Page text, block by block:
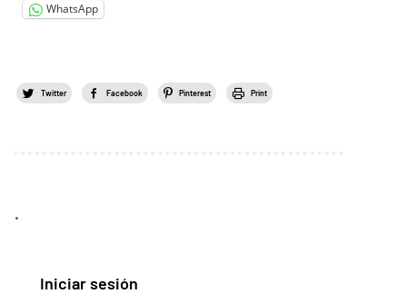
WhatsApp
Twitter Facebook Pinterest Print
.
Iniciar sesión